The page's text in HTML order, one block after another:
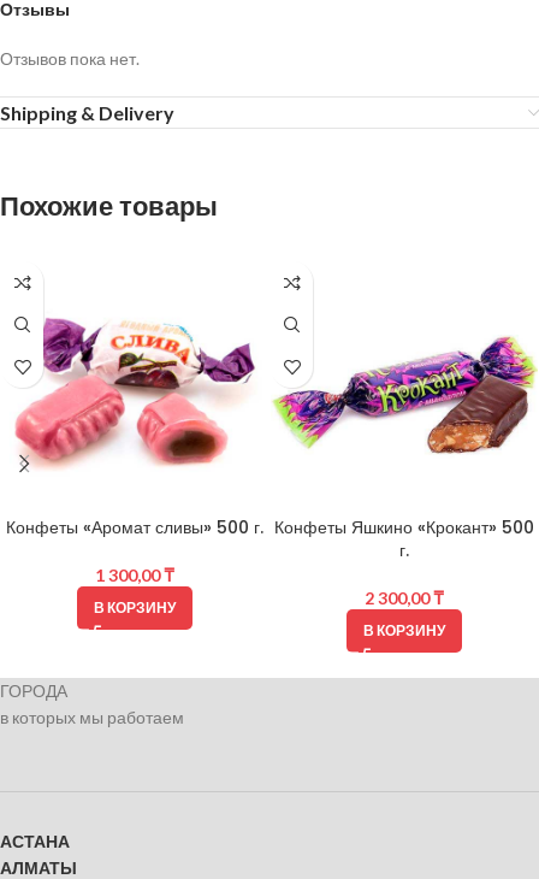
Отзывы
Отзывов пока нет.
Shipping & Delivery
Похожие товары
Конфеты «Аромат сливы» 500 г.
1 300,00₸
В КОРЗИНУ
Конфеты Яшкино «Крокант» 500
г.
2 300,00₸
В КОРЗИНУ
ГОРОДА
в которых мы работаем
АСТАНА
АЛМАТЫ